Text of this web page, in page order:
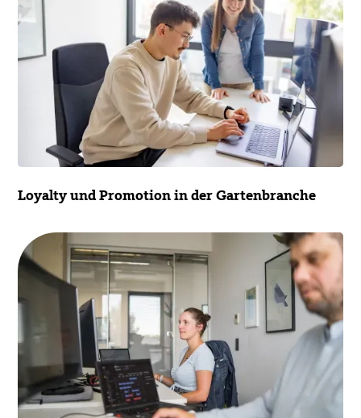
Loyalty und Promotion in der Gartenbranche